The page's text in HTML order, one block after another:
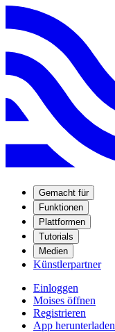
Gemacht für
Funktionen
Plattformen
Tutorials
Medien
Künstlerpartner
Einloggen
Moises öffnen
Registrieren
App herunterladen